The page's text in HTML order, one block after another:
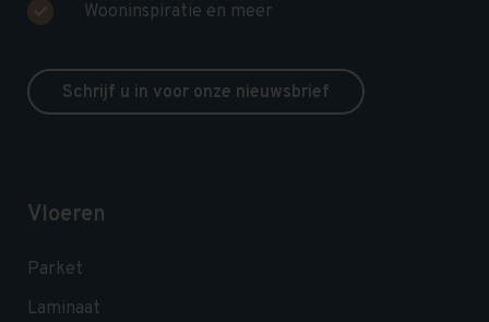
Wooninspiratie en meer
Schrijf u in voor onze nieuwsbrief
Vloeren
Parket
Laminaat